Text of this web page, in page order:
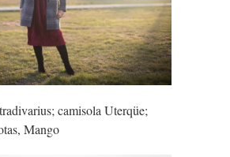
camisola Uterqüe;
Mango